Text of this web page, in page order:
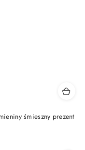
śmieszny prezent